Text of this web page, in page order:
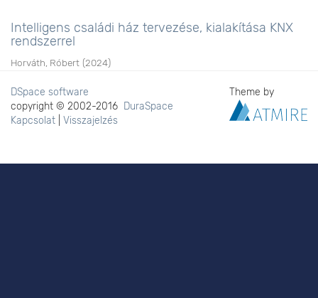
Intelligens családi ház tervezése, kialakítása KNX
rendszerrel
Horváth, Róbert (2024)
DSpace software
copyright © 2002-2016 DuraSpace
Kapcsolat
Visszajelzés
Theme by